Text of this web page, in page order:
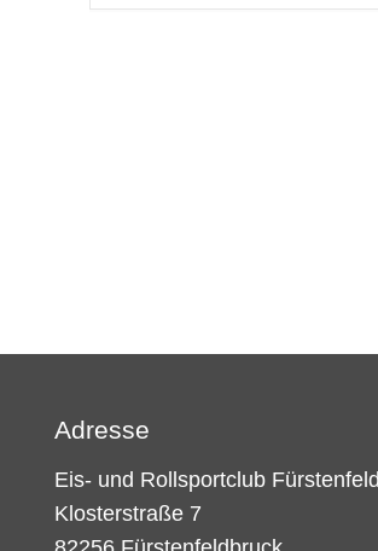
Adresse
Eis- und Rollsportclub
Klosterstraße 7